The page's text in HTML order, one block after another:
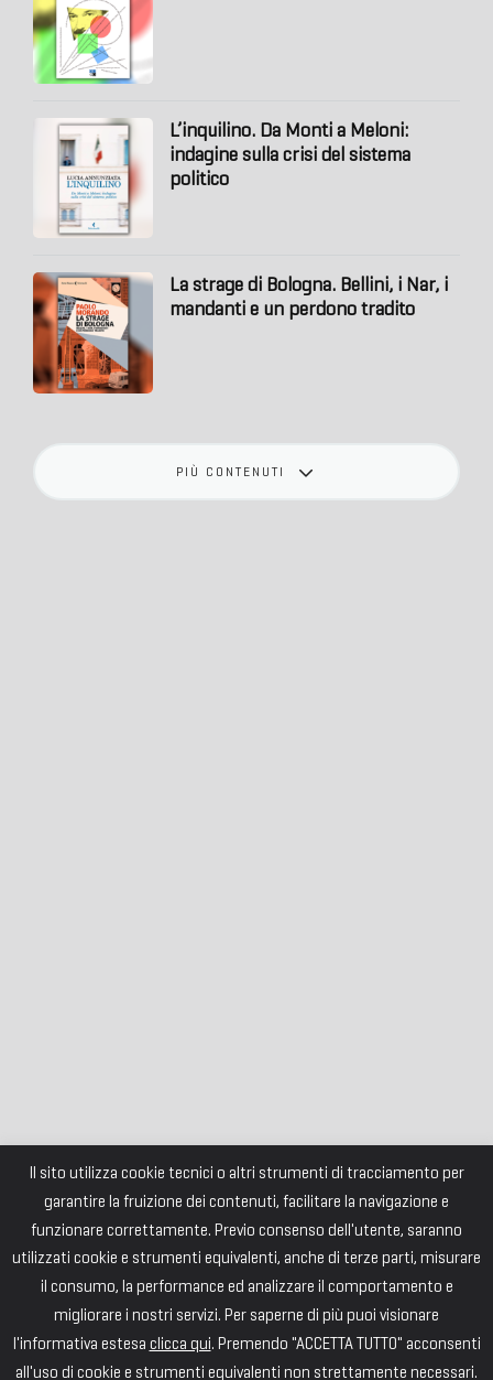
L’inquilino. Da Monti a Meloni:
indagine sulla crisi del sistema
politico
La strage di Bologna. Bellini, i Nar, i
mandanti e un perdono tradito
PIÙ CONTENUTI
Il sito utilizza cookie tecnici o altri strumenti di tracciamento per
garantire la fruizione dei contenuti, facilitare la navigazione e
funzionare correttamente. Previo consenso dell'utente, saranno
utilizzati cookie e strumenti equivalenti, anche di terze parti, misurare
il consumo, la performance ed analizzare il comportamento e
migliorare i nostri servizi. Per saperne di più puoi visionare
l'informativa estesa clicca qui. Premendo "ACCETTA TUTTO" acconsenti
all'uso di cookie e strumenti equivalenti non strettamente necessari.